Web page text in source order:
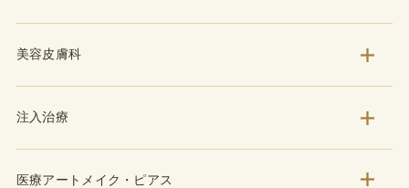
美容皮膚科
注入治療
医療アートメイク・ピアス